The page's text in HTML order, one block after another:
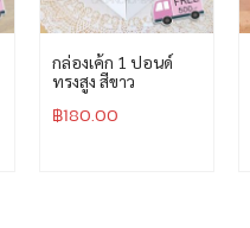
กล่องเค้ก 1 ปอนด์
ทรงสูง สีขาว
฿180.00